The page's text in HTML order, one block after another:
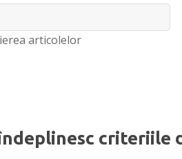
articolelor
criteriile